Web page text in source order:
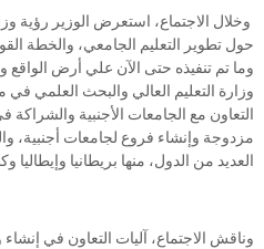
وخلال الاجتماع، استعرض الوزير رؤية
حول تطوير التعليم الجامعي، والخطة
وما تم تنفيذه حتى الآن علي أرض
وزارة التعليم العالي والبحث العلمي
التعاون مع الجامعات الأجنبية
مزدوجة وإنشاء فروع لجامعات أجنبية،
العديد من الدول، منها بريطانيا وإيطاليا
وناقش الاجتماع، آليات التعاون في